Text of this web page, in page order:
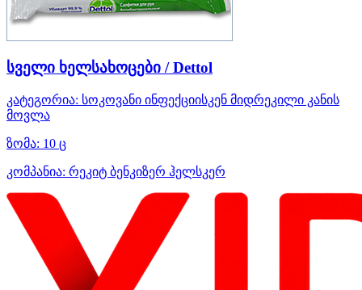
სველი ხელსახოცები / Dettol
კატეგორია: სოკოვანი ინფექციისკენ მიდრეკილი კანის
მოვლა
ზომა: 10 ც
კომპანია: რეკიტ ბენკიზერ ჰელსკერ